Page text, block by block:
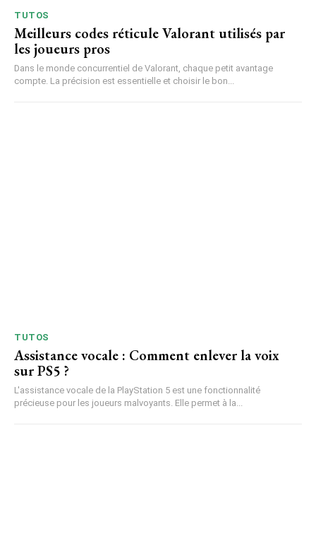
TUTOS
Meilleurs codes réticule Valorant utilisés par
les joueurs pros
Dans le monde concurrentiel de Valorant, chaque petit avantage
compte. La précision est essentielle et choisir le bon...
TUTOS
Assistance vocale : Comment enlever la voix
sur PS5 ?
L'assistance vocale de la PlayStation 5 est une fonctionnalité
précieuse pour les joueurs malvoyants. Elle permet à la...